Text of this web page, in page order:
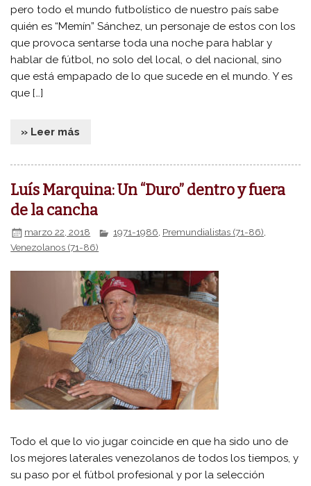
pero todo el mundo futbolístico de nuestro país sabe
quién es “Memín” Sánchez, un personaje de estos con los
que provoca sentarse toda una noche para hablar y
hablar de fútbol, no solo del local, o del nacional, sino
que está empapado de lo que sucede en el mundo. Y es
que […]
» Leer más
Luís Marquina: Un “Duro” dentro y fuera
de la cancha
marzo 22, 2018 1971-1986, Premundialistas (71-86),
Venezolanos (71-86)
Todo el que lo vio jugar coincide en que ha sido uno de
los mejores laterales venezolanos de todos los tiempos, y
su paso por el fútbol profesional y por la selección